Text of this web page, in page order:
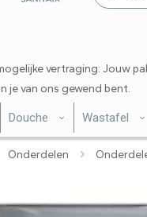
vertraging: Jouw
je van ons gewend bent.
Douche Wastafel
Onderdelen